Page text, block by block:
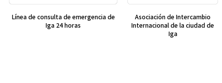
Línea de consulta de emergencia de
Iga 24 horas
Asociación de Intercambio
Internacional de la ciudad de
Iga